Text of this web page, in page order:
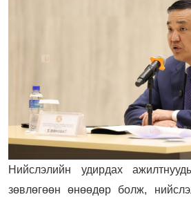
Нийслэлийн удирдах
зөвлөгөөн өнөөдөр болж,